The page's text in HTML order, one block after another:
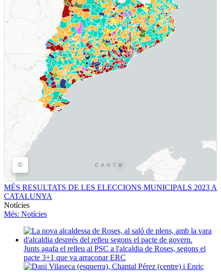
MÉS RESULTATS DE LES ELECCIONS MUNICIPALS 2023 A
CATALUNYA
Notícies
Més: Notícies
Junts agafa el relleu al PSC a l'alcaldia de Roses, segons el
pacte 3+1 que va arraconar ERC